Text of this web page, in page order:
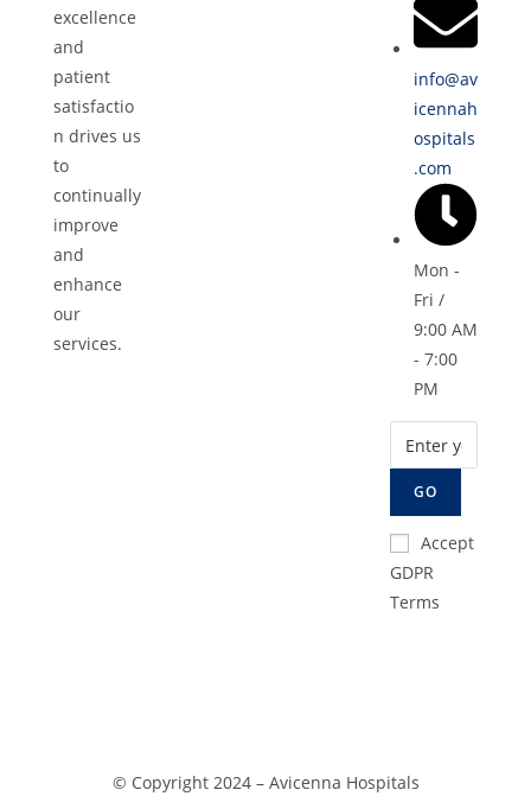
excellence
and
patient
satisfactio
n drives us
to
continually
improve
and
enhance
our
services.
info@av
icennah
ospitals
.com
Mon -
Fri /
9:00 AM
- 7:00
PM
GO
Accept
GDPR
Terms
© Copyright 2024 – Avicenna Hospitals